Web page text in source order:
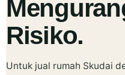
Risiko.
Untuk jual rumah Skudai